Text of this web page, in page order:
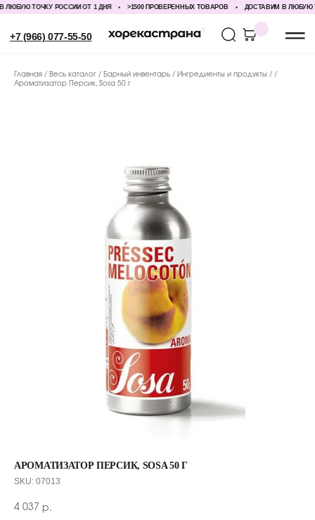
ТОЧКУ РОССИИ ОТ 1 ДНЯ >1500 ПРОВЕРЕННЫХ ТОВАРОВ ДОСТАВИМ В ЛЮБУЮ
Главная Весь каталог Барный инвентарь
Ингредиенты и продукты
Ароматизатор Персик, Sosa 50 г
АРОМАТИЗАТОР ПЕРСИК, SOSA 50 Г
SKU: 07013
4 037 р.